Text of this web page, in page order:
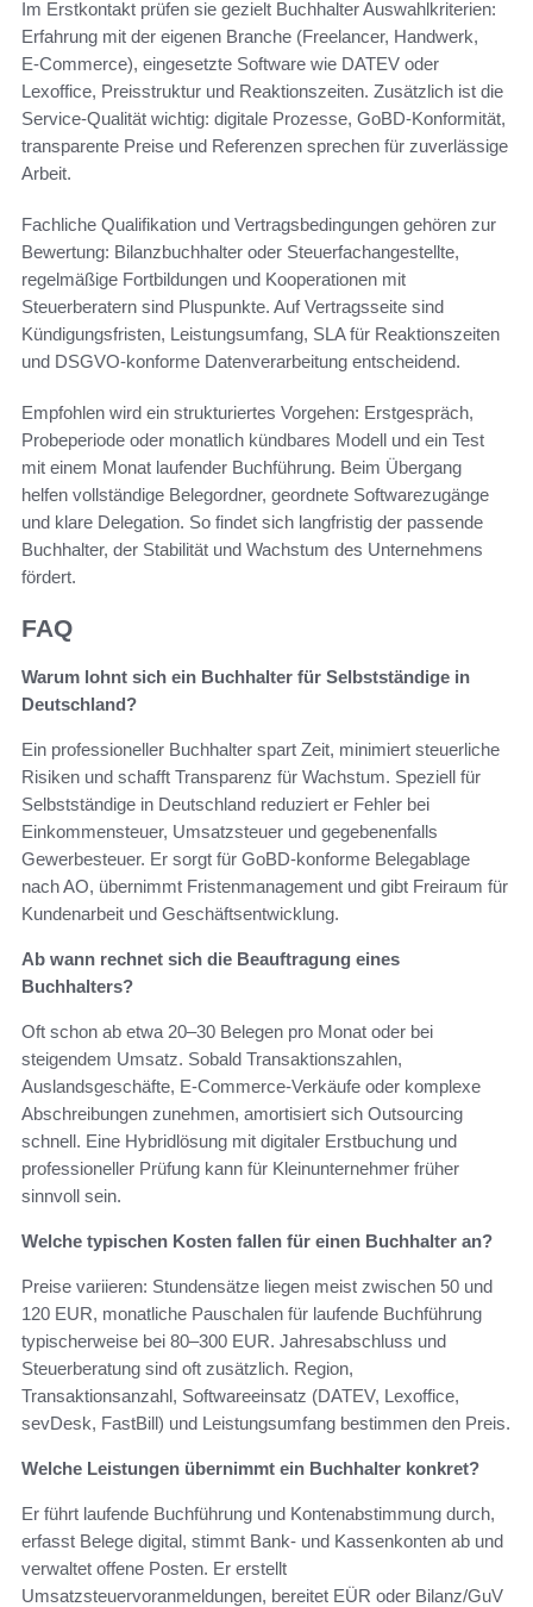
Im Erstkontakt prüfen sie gezielt Buchhalter Auswahlkriterien:
Erfahrung mit der eigenen Branche (Freelancer, Handwerk,
E‑Commerce), eingesetzte Software wie DATEV oder
Lexoffice, Preisstruktur und Reaktionszeiten. Zusätzlich ist die
Service‑Qualität wichtig: digitale Prozesse, GoBD‑Konformität,
transparente Preise und Referenzen sprechen für zuverlässige
Arbeit.
Fachliche Qualifikation und Vertragsbedingungen gehören zur
Bewertung: Bilanzbuchhalter oder Steuerfachangestellte,
regelmäßige Fortbildungen und Kooperationen mit
Steuerberatern sind Pluspunkte. Auf Vertragsseite sind
Kündigungsfristen, Leistungsumfang, SLA für Reaktionszeiten
und DSGVO‑konforme Datenverarbeitung entscheidend.
Empfohlen wird ein strukturiertes Vorgehen: Erstgespräch,
Probeperiode oder monatlich kündbares Modell und ein Test
mit einem Monat laufender Buchführung. Beim Übergang
helfen vollständige Belegordner, geordnete Softwarezugänge
und klare Delegation. So findet sich langfristig der passende
Buchhalter, der Stabilität und Wachstum des Unternehmens
fördert.
FAQ
Warum lohnt sich ein Buchhalter für Selbstständige in
Deutschland?
Ein professioneller Buchhalter spart Zeit, minimiert steuerliche
Risiken und schafft Transparenz für Wachstum. Speziell für
Selbstständige in Deutschland reduziert er Fehler bei
Einkommensteuer, Umsatzsteuer und gegebenenfalls
Gewerbesteuer. Er sorgt für GoBD-konforme Belegablage
nach AO, übernimmt Fristenmanagement und gibt Freiraum für
Kundenarbeit und Geschäftsentwicklung.
Ab wann rechnet sich die Beauftragung eines
Buchhalters?
Oft schon ab etwa 20–30 Belegen pro Monat oder bei
steigendem Umsatz. Sobald Transaktionszahlen,
Auslandsgeschäfte, E‑Commerce‑Verkäufe oder komplexe
Abschreibungen zunehmen, amortisiert sich Outsourcing
schnell. Eine Hybridlösung mit digitaler Erstbuchung und
professioneller Prüfung kann für Kleinunternehmer früher
sinnvoll sein.
Welche typischen Kosten fallen für einen Buchhalter an?
Preise variieren: Stundensätze liegen meist zwischen 50 und
120 EUR, monatliche Pauschalen für laufende Buchführung
typischerweise bei 80–300 EUR. Jahresabschluss und
Steuerberatung sind oft zusätzlich. Region,
Transaktionsanzahl, Softwareeinsatz (DATEV, Lexoffice,
sevDesk, FastBill) und Leistungsumfang bestimmen den Preis.
Welche Leistungen übernimmt ein Buchhalter konkret?
Er führt laufende Buchführung und Kontenabstimmung durch,
erfasst Belege digital, stimmt Bank- und Kassenkonten ab und
verwaltet offene Posten. Er erstellt
Umsatzsteuervoranmeldungen, bereitet EÜR oder Bilanz/GuV